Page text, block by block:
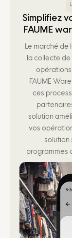
Simplifiez
FAUME
Le marché de
la collecte de
FAUME
ces
solution
vos
solution
programmes